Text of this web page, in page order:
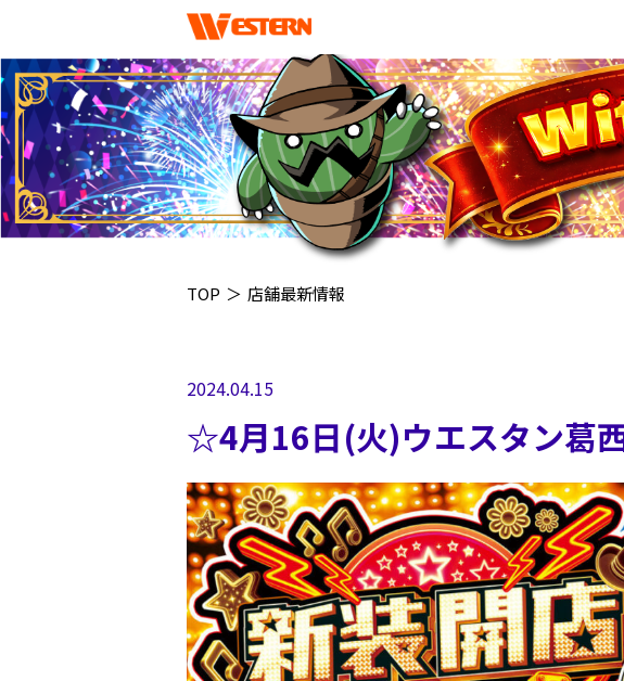
TOP ＞ 店舗最新情報
2024.04.15
☆4月16日(火)ウエスタン葛